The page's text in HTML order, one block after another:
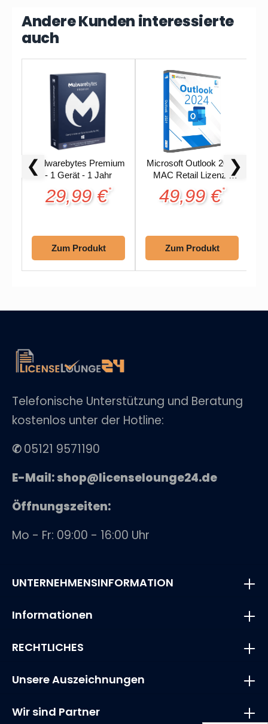
Andere Kunden interessierte
auch
❮
Malwarebytes Premium
- 1 Gerät - 1 Jahr
29,99 € *
Zum Produkt
Microsoft Outlook 2024
MAC Retail Lizenz |
Accountgebunden
49,99 € *
Zum Produkt
❯
Telefonische Unterstützung und Beratung
kostenlos unter der Hotline:
✆05121 9571190
E-Mail: shop@licenselounge24.de
Öffnungszeiten:
Mo - Fr: 09:00 - 16:00 Uhr
UNTERNEHMENSINFORMATION
Informationen
RECHTLICHES
Unsere Auszeichnungen
Wir sind Partner